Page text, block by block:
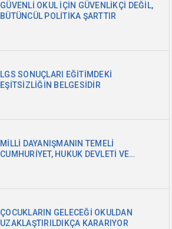
GÜVENLİ OKUL İÇİN GÜVENLİKÇİ DEĞİL,
BÜTÜNCÜL POLİTİKA ŞARTTIR
LGS SONUÇLARI EĞİTİMDEKİ
EŞİTSİZLİĞİN BELGESİDİR
MİLLİ DAYANIŞMANIN TEMELİ
CUMHURİYET, HUKUK DEVLETİ VE
ÇOCUKLARIN GELECEĞİ OKULDAN
UZAKLAŞTIRILDIKÇA KARARIYOR